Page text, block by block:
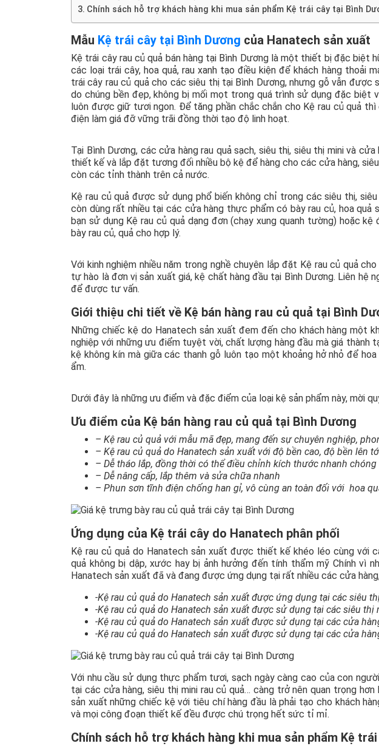
Chính sách hỗ trợ khách hàng khi mua sản phẩm Kệ trái cây tại Bình
Mẫu Kệ trái cây tại Bình Dương của Hanatech sản xuất
Kệ trái cây rau củ quả bán hàng tại Bình Dương là một thiết bị đặc biệt
các loại trái cây, hoa quả, rau xanh tạo điều kiện để khách hàng thoải
trái cây rau củ quả cho các siêu thị tại Bình Dương, nhưng gỗ vẫn được
do chúng bền đẹp, không bị mối mọt trong quá trình sử dụng đặc biệt
luôn được giữ tươi ngon. Để tăng phần chắc chắn cho Kệ rau củ quả
điện làm giá đỡ vững trãi đồng thời tạo độ linh hoạt.
Tại Bình Dương, các cửa hàng rau quả sạch, siêu thị, siêu thị mini và
thiết kế và lắp đặt tương đối nhiều bộ kệ để hàng cho các cửa hàng,
còn các tỉnh thành trên cả nước.
Kệ rau củ quả được sử dụng phổ biến không chỉ trong các siêu thị,
còn dùng rất nhiều tại các cửa hàng thực phẩm có bày rau củ, hoa quả
bạn sử dụng Kệ rau củ quả dạng đơn (chạy xung quanh tường) hoặc
bày rau củ, quả cho hợp lý.
Với kinh nghiệm nhiều năm trong nghề chuyên lắp đặt Kệ rau củ quả
tự hào là đơn vị sản xuất giá, kệ chất hàng đầu tại Bình Dương. Liên hệ
để được tư vấn.
Giới thiệu chi tiết về Kệ bán hàng rau củ quả tại Bình
Những chiếc kệ do Hanatech sản xuất đem đến cho khách hàng một
nghiệp với những ưu điểm tuyệt vời, chất lượng hàng đầu mà giá
kệ không kín mà giữa các thanh gỗ luôn tạo một khoảng hở nhỏ để
ẩm.
Dưới đây là những ưu điểm và đặc điểm của loại kệ sản phẩm này, mời
Ưu điểm của Kệ bán hàng rau củ quả tại Bình Dương
– Kệ rau củ quả với mẫu mã đẹp, mang đến sự chuyên nghiệp,
– Kệ rau củ quả do Hanatech sản xuất với độ bền cao, độ bền lên
– Dễ tháo lắp, đồng thời có thể điều chỉnh kích thước nhanh chóng
– Dễ nâng cấp, lắp thêm và sửa chữa nhanh
– Phun sơn tĩnh điện chống han gỉ, vô cùng an toàn đối với hoa
Ứng dụng của Kệ trái cây do Hanatech phân phối
Kệ rau củ quả do Hanatech sản xuất được thiết kế khéo léo cùng với
quả không bị dập, xước hay bị ảnh hưởng đến tính thẩm mỹ Chính vì
Hanatech sản xuất đã và đang được ứng dụng tại rất nhiều các cửa
-Kệ rau củ quả do Hanatech sản xuất được ứng dụng tại các siêu
-Kệ rau củ quả do Hanatech sản xuất được sử dụng tại các siêu thị
-Kệ rau củ quả do Hanatech sản xuất được sử dụng tại các cửa
-Kệ rau củ quả do Hanatech sản xuất được sử dụng tại các cửa
Với nhu cầu sử dụng thực phẩm tươi, sạch ngày càng cao của con
tại các cửa hàng, siêu thị mini rau củ quả… càng trở nên quan trọng
sản xuất những chiếc kệ với tiêu chí hàng đầu là phải tạo cho khách
và mọi công đoạn thiết kế đều được chú trọng hết sức tỉ mỉ.
Chính sách hỗ trợ khách hàng khi mua sản phẩm Kệ